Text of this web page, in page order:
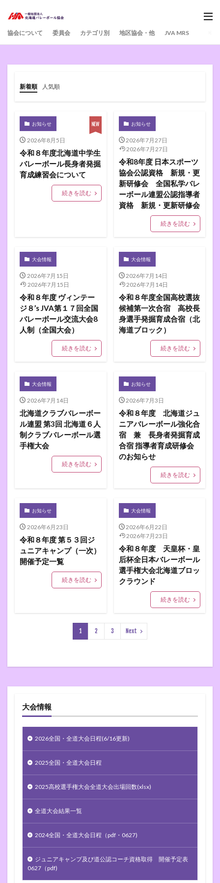
協会について 委員会 カテゴリ別 地区協会・他 JVA MRS
新着順 人気順
お知らせ
2026年8月5日
令和８年度北海道中学生
バレーボール長身者発掘
育成練習会について
続きを読む
お知らせ
2026年7月27日
2026年7月27日
令和8年度 日本スポーツ
協会公認資格 新規・更
新研修会 全国私学バレ
ーボール連盟公認指導者
資格 新規・更新研修会
続きを読む
大会情報
2026年7月15日
2026年7月15日
令和８年度 ヴィンテー
ジ８’s JVA第１７回全国
バレーボール交流大会8
人制（全国大会）
続きを読む
大会情報
2026年7月14日
2026年7月14日
令和８年度全国高校選抜
候補第一次合宿 高校長
身選手発掘育成合宿（北
海道ブロック）
続きを読む
大会情報
2026年7月14日
北海道クラブバレーボー
ル連盟 第3回 北海道６人
制クラブバレーボール選
手権大会
続きを読む
お知らせ
2026年7月3日
令和８年度 北海道ジュ
ニアバレーボール強化合
宿 兼 長身者発掘育成
合宿 指導者育成研修会
のお知らせ
続きを読む
お知らせ
2026年6月23日
令和８年度 第５３回ジ
ュニアキャンプ（一次）
開催予定一覧
続きを読む
大会情報
2026年6月22日
2026年7月23日
令和８年度 天皇杯・皇
后杯全日本バレーボール
選手権大会北海道ブロッ
クラウンド
続きを読む
1 2 3 Next
大会情報
2026全国・全道大会日程(6/16更新)
2025全国・全道大会日程
2025高校選手権大会全道大会出場回数(xlsx)
全道大会結果一覧
2024全国・全道大会日程（pdf・0627)
ジュニアキャンプ及び道公認コーチ資格取得 開催予定表
0627（pdf)